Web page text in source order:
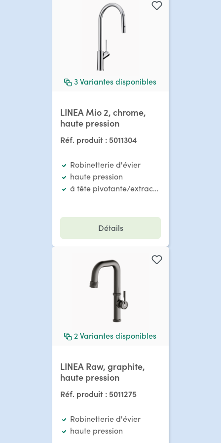
3 Variantes disponibles
LINEA Mio 2, chrome,
haute pression
Réf. produit : 5011304
Robinetterie d'évier
haute pression
á tête pivotante/extractible
Détails
2 Variantes disponibles
LINEA Raw, graphite,
haute pression
Réf. produit : 5011275
Robinetterie d'évier
haute pression